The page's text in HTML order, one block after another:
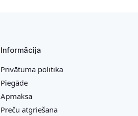
Informācija
Privātuma politika
Piegāde
Apmaksa
Preču atgriešana